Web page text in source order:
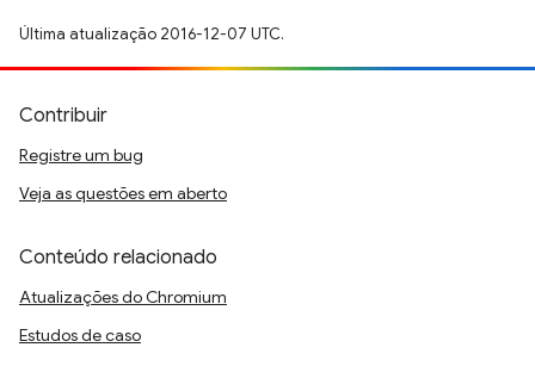
Última atualização 2016-12-07 UTC.
Contribuir
Registre um bug
Veja as questões em aberto
Conteúdo relacionado
Atualizações do Chromium
Estudos de caso